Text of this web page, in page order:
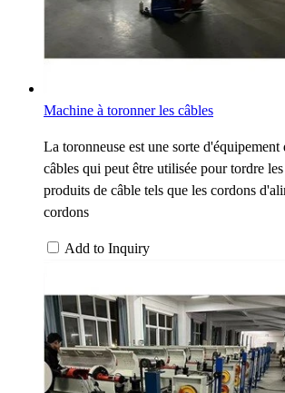
Machine à toronner les câbles
La toronneuse est une sorte
câbles qui peut être utilisée pour tordre
produits de câble tels que les cordons
cordons
Add to Inquiry